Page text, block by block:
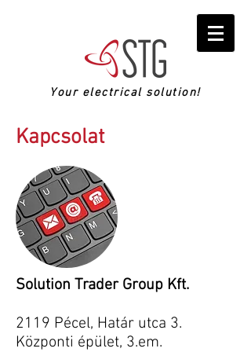
Your electrical solution!
Kapcsolat
Solution Trader Group Kft.
2119 Pécel, Határ utca 3.
Központi épület, 3.em.